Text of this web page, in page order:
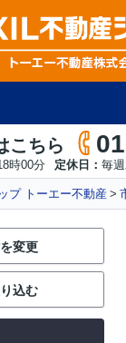
こちら
時00分 定休日： 毎
プ トーエー不動産
変更
込む